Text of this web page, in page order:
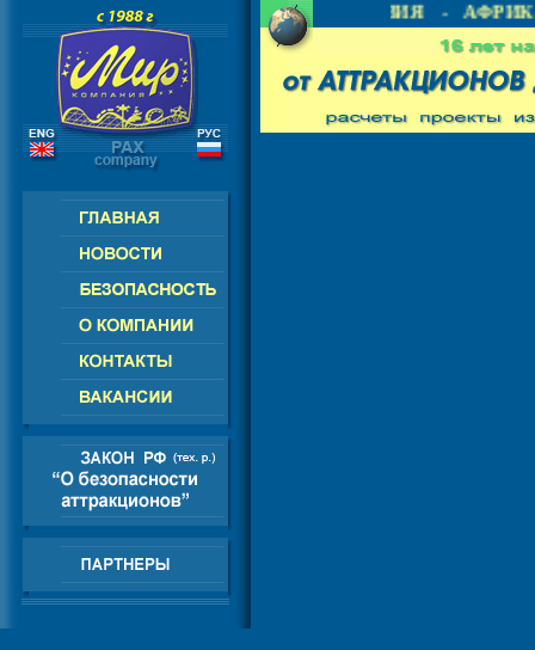
СНГ - ЕВРОПА - АМЕРИКА - АЗИЯ - АФРИКА